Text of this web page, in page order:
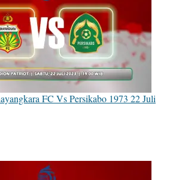
FC Vs Persikabo 1973 22 Juli